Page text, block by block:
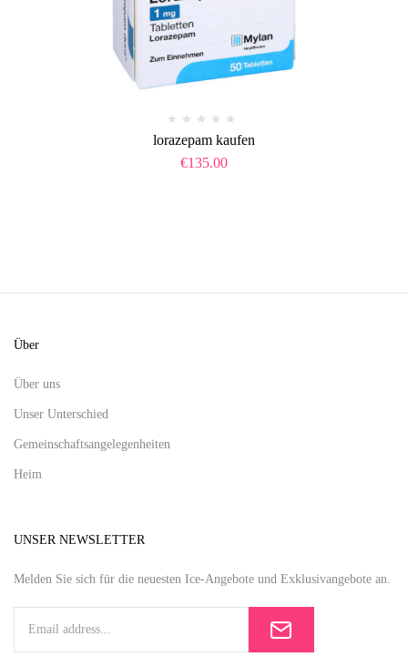
lorazepam kaufen
€135.00
Über
Über uns
Unser Unterschied
Gemeinschaftsangelegenheiten
Heim
UNSER NEWSLETTER
Melden Sie sich für die neuesten Ice-Angebote und Exklusivangebote an.